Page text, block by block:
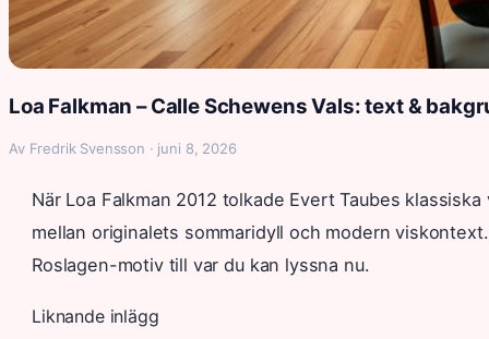
Loa Falkman – Calle Schewens Vals: text &
Av Fredrik Svensson · juni 8, 2026
När Loa Falkman 2012 tolkade Evert Taubes
mellan originalets sommaridyll och modern
Roslagen-motiv till var du kan lyssna nu.
Liknande inlägg